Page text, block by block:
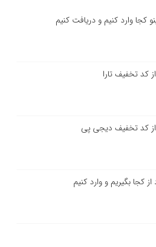
کجا وارد کنیم و دریافت کنیم
کد تخفیف تارا
از کد تخفیف دیجی پی
کجا بگیریم و وارد کنیم